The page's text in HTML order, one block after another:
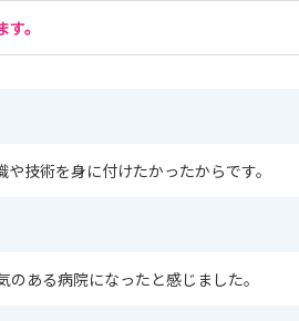
。
技術を身に付けたかったからです。
ある病院になったと感じました。